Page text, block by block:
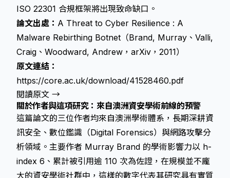
ISO 22301 合規框架將出現致命缺口。
論文出處： A Threat to Cyber Resilience : A
Malware Rebirthing Botnet（Brand, Murray、Valli,
Craig、Woodward, Andrew，arXiv，2011）
原文連結：
https://core.ac.uk/download/41528460.pdf
閱讀原文 →
關於作者與這項研究：來自澳洲資安學術前線的預警
這篇論文的三位作者均來自澳洲學術體系，長期深耕資
訊安全、數位鑑識（Digital Forensics）與網路攻擊分
析領域。主要作者 Murray Brand 的學術影響力以 h-
index 6、累計被引用逾 110 次為佐證，在規模並不龐
大的資安學術社群中，這樣的數字代表其研究具有實質